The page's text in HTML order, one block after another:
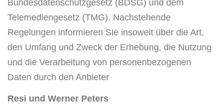
Bundesdatenschutzgesetz (BDSG) und dem
Telemediengesetz (TMG). Nachstehende
Regelungen informieren Sie insoweit über die Art,
den Umfang und Zweck der Erhebung, die Nutzung
und die Verarbeitung von personenbezogenen
Daten durch den Anbieter
Resi und Werner Peters